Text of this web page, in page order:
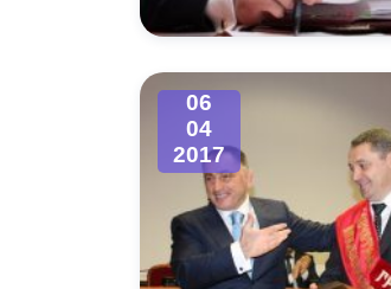
06
04
2017